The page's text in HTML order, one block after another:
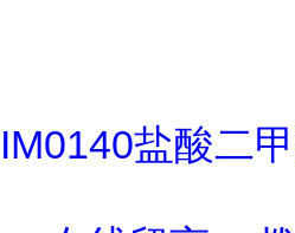
IM0140盐酸二